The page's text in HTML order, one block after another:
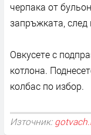
черпака от
запръжката, след
Овкусете с
котлона.
колбас по избор.
Източник: